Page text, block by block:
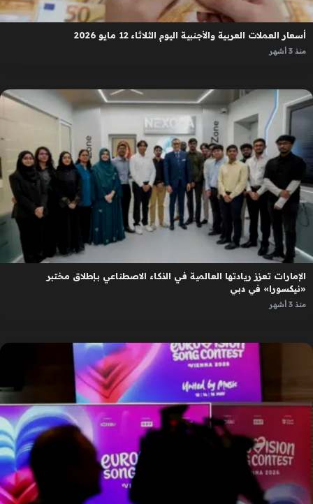
أسعار العملات العربية والأجنبية اليوم الثلاثاء 12 مايو 2026
منذ 3 أشهر
الإمارات تعزز ريادتها العالمية في الذكاء الاصطناعي بإطلاق مختبر
«نيكسورا» في دبي
منذ 3 أشهر